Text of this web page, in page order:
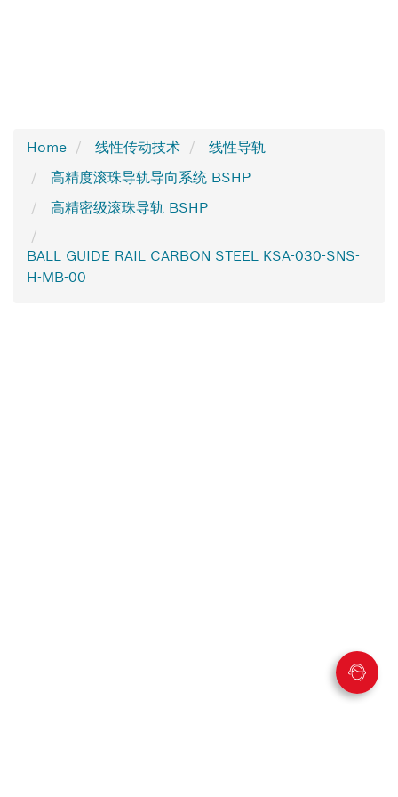
Home 线性传动技术
线性导轨
高精度滚珠导轨导向系统 BSHP
高精密级滚珠导轨 BSHP
BALL GUIDE RAIL CARBON STEEL KSA-030-SNS-
H-MB-00